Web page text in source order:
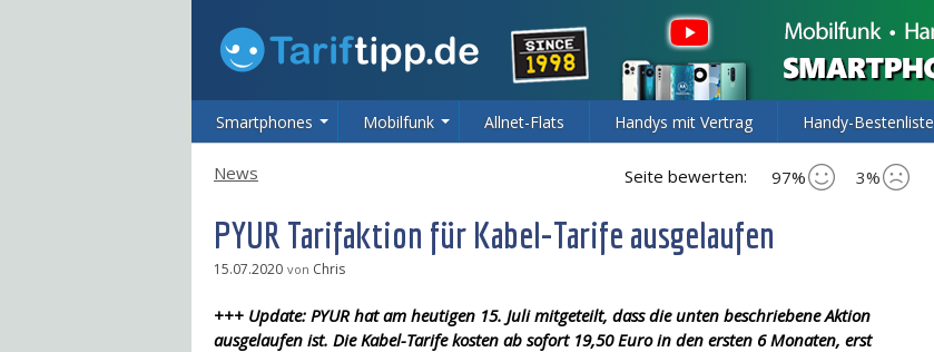
Smartphones Mobilfunk Allnet-Flats Handys mit Vertrag Handy-Bestenliste
Seite bewerten: 97% 3%
News
PYUR Tarifaktion für Kabel-Tarife ausgelaufen
15.07.2020 von Chris
+++ Update: PYUR hat am heutigen 15. Juli mitgeteilt, dass die unten beschriebene Aktion
ausgelaufen ist. Die Kabel-Tarife kosten ab sofort 19,50 Euro in den ersten 6 Monaten, erst